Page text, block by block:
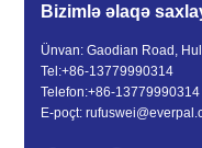
Bizimlə əlaqə
Ünvan: Gaodian Road,
Tel:+86-13779990314
Telefon:+86-13779990314
E-poçt: